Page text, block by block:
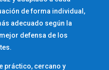
de forma individual,
adecuado según la
defensa de los
práctico, cercano y